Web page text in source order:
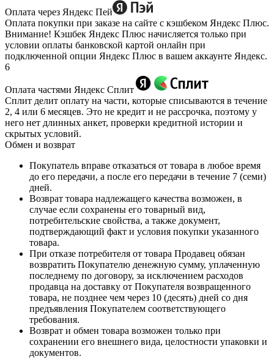
Оплата через Яндекс Пей
Оплата покупки при заказе на сайте с кэшбеком Яндекс Плюс.
Внимание! Кэшбек Яндекс Плюс начисляется только при
условии оплаты банковской картой онлайн при
подключенной опции Яндекс Плюс в вашем аккаунте Яндекс.
6
Оплата частями Яндекс Сплит
Сплит делит оплату на части, которые списываются в течение
2, 4 или 6 месяцев. Это не кредит и не рассрочка, поэтому у
него нет длинных анкет, проверки кредитной истории и
скрытых условий.
Обмен и возврат
Покупатель вправе отказаться от товара в любое время
до его передачи, а после его передачи в течение 7 (семи)
дней.
Возврат товара надлежащего качества возможен, в
случае если сохранены его товарный вид,
потребительские свойства, а также документ,
подтверждающий факт и условия покупки указанного
товара.
При отказе потребителя от товара Продавец обязан
возвратить Покупателю денежную сумму, уплаченную
последнему по договору, за исключением расходов
продавца на доставку от Покупателя возвращенного
товара, не позднее чем через 10 (десять) дней со дня
предъявления Покупателем соответствующего
требования.
Возврат и обмен товара возможен только при
сохранении его внешнего вида, целостности упаковки и
документов.